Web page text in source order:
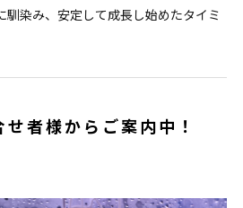
馴染み、安定して成長し始めたタイミ
者様からご案内中！